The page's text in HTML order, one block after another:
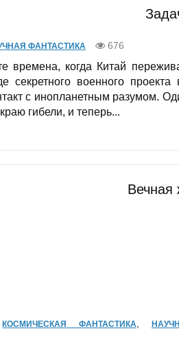
ФАНТАСТИКА 676
времена, когда Китай
секретного военного
с инопланетным разумом.
гибели, и теперь...
Вечная
КОСМИЧЕСКАЯ ФАНТАСТИКА,